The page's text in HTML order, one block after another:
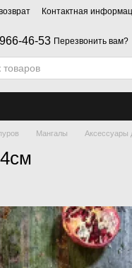
Контактная
46-53 Перезвонить вам?
Мангалы Аксессуары